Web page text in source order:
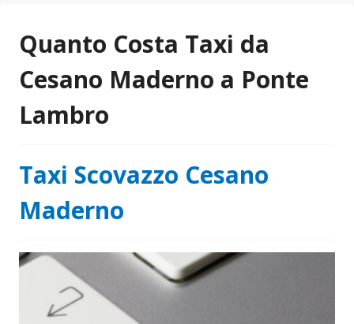
Quanto Costa Taxi da
Cesano Maderno a Ponte
Lambro
Taxi Scovazzo Cesano
Maderno